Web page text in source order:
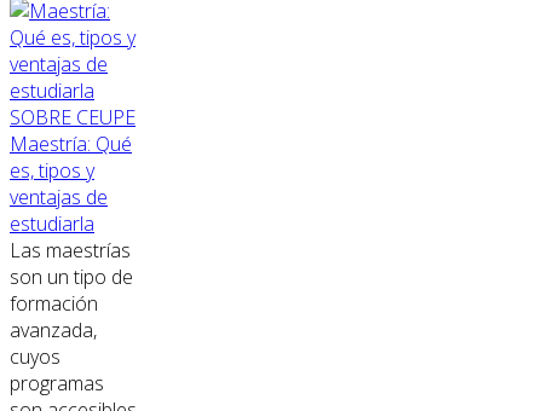
SOBRE CEUPE
Maestría: Qué
es, tipos y
ventajas de
estudiarla
Las maestrías
son un tipo de
formación
avanzada,
cuyos
programas